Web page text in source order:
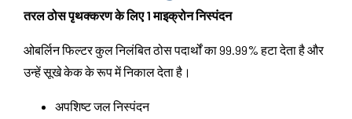
तरल ठोस पृथक्करण के लिए 1 माइक्रोन निस्पंदन
ओबर्लिन फिल्टर कुल निलंबित ठोस पदार्थों का 99.99% हटा देता है और
उन्हें सूखे केक के रूप में निकाल देता है।
अपशिष्ट जल निस्पंदन